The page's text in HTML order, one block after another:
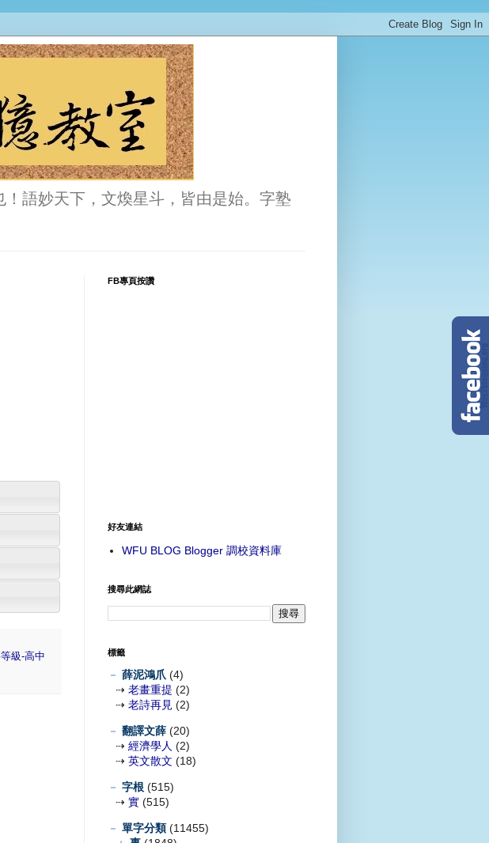
語妙天下，文煥星斗，皆由是始。字塾
級-高中
FB專頁按讚
好友連結
WFU BLOG Blogger 調校資料庫
搜尋此網誌
標籤
－ 薛泥鴻爪 (4)
⇢ 老畫重提 (2)
⇢ 老詩再見 (2)
－ 翻譯文薛 (20)
⇢ 經濟學人 (2)
⇢ 英文散文 (18)
－ 字根 (515)
⇢ 實 (515)
－ 單字分類 (11455)